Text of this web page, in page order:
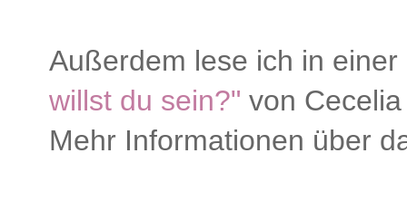
Außerdem lese ich in
willst du sein?" von
Mehr Informationen über